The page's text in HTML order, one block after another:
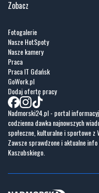
Nasze HotSpoty
Praca IT Gdańsk
GoWork.pl
Dodaj ofertę pracy
Nadmorski24.pl - portal
codzienna dawka najnowszych
społeczne, kulturalne i sportowe z
Zawsze sprawdzone i aktualne info
Kaszubskiego.